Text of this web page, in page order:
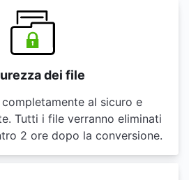
dei file
al sicuro e
Tutti i file verranno eliminati
2 ore dopo la conversione.